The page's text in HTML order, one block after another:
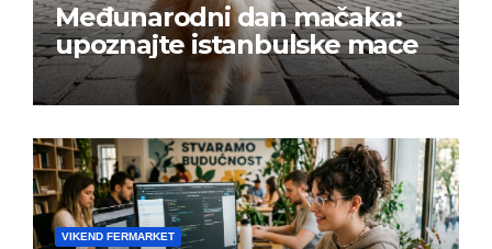
Međunarodni dan mačaka:
upoznajte istanbulske mace
VIKEND FERMARKET